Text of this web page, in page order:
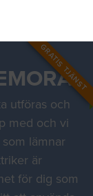
GRATIS TJÄNST
utföras och
med och vi
lämnar
är
för dig som